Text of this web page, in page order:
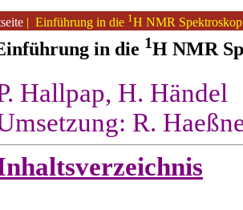
| Einführung in die 1H NMR
in die 1H NMR
Hallpap, H. Händel
R.